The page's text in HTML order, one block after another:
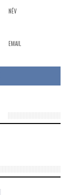
NÉV
EMAIL